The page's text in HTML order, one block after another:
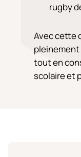
rugby
Avec cette
tout en
scolaire et